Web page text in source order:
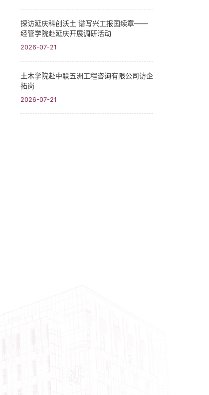
探访延庆科创沃土 谱写兴工报国续章——
经管学院赴延庆开展调研活动
2026-07-21
土木学院赴中联五洲工程咨询有限公司访企
拓岗
2026-07-21